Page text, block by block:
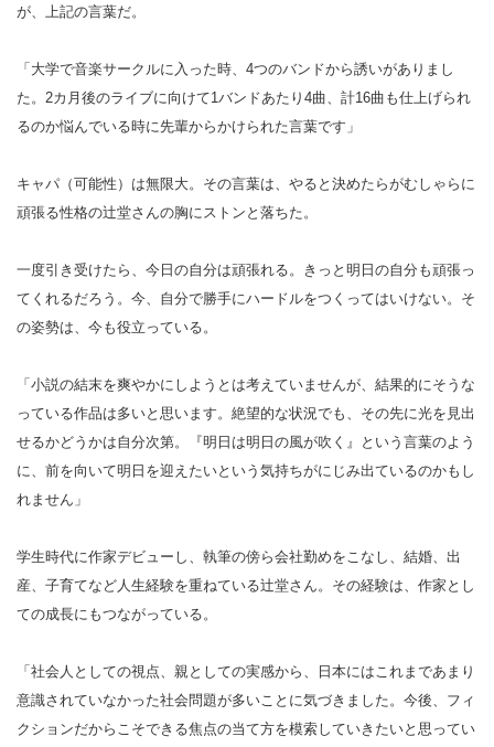
が、上記の言葉だ。
「大学で音楽サークルに入った時、4つのバンドから誘いがありまし
た。2カ月後のライブに向けて1バンドあたり4曲、計16曲も仕上げられ
るのか悩んでいる時に先輩からかけられた言葉です」
キャパ（可能性）は無限大。その言葉は、やると決めたらがむしゃらに
頑張る性格の辻堂さんの胸にストンと落ちた。
一度引き受けたら、今日の自分は頑張れる。きっと明日の自分も頑張っ
てくれるだろう。今、自分で勝手にハードルをつくってはいけない。そ
の姿勢は、今も役立っている。
「小説の結末を爽やかにしようとは考えていませんが、結果的にそうな
っている作品は多いと思います。絶望的な状況でも、その先に光を見出
せるかどうかは自分次第。『明日は明日の風が吹く』という言葉のよう
に、前を向いて明日を迎えたいという気持ちがにじみ出ているのかもし
れません」
学生時代に作家デビューし、執筆の傍ら会社勤めをこなし、結婚、出
産、子育てなど人生経験を重ねている辻堂さん。その経験は、作家とし
ての成長にもつながっている。
「社会人としての視点、親としての実感から、日本にはこれまであまり
意識されていなかった社会問題が多いことに気づきました。今後、フィ
クションだからこそできる焦点の当て方を模索していきたいと思ってい